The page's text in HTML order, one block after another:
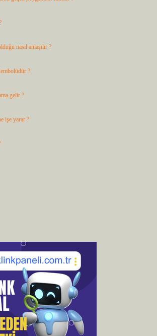
nasıl anlaşılır ?
?
gelir ?
işe yarar ?